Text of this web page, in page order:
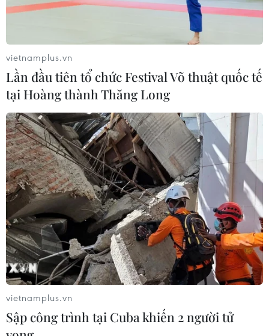
Dự báo 1-2 cơn bão sẽ ảnh hưởng đến Việt
Nam trong gần 1 tháng tới
12/10/2025 10:03
Trung tâm Dự báo Khí tượng Thủy văn Quốc gia cho
biết, từ nay đến ngày 10/11, có khả năng xuất hiện 1-2
cơn bão, áp thấp nhiệt đới ảnh hưởng đến đất liền, kèm
theo nhiều hình thái thời tiết nguy hiểm.
vietnamplus.vn
Lần đầu tiên tổ chức Festival Võ thuật quốc tế
tại Hoàng thành Thăng Long
vietnamplus.vn
Sập công trình tại Cuba khiến 2 người tử